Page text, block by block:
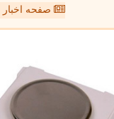
صفحه اخبار